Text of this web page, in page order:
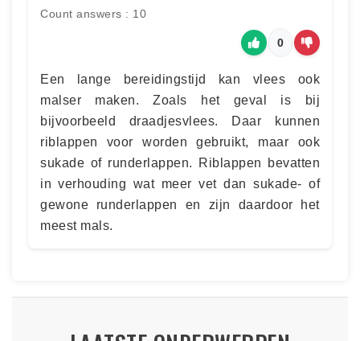
Count answers : 10
0
Een lange bereidingstijd kan vlees ook
malser maken. Zoals het geval is bij
bijvoorbeeld draadjesvlees. Daar kunnen
riblappen voor worden gebruikt, maar ook
sukade of runderlappen. Riblappen bevatten
in verhouding wat meer vet dan sukade- of
gewone runderlappen en zijn daardoor het
meest mals.